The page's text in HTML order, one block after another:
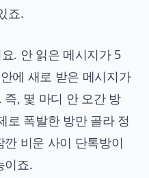
죠.
. 안 읽은 메시지가 5
에 새로 받은 메시지가
, 몇 마디 안 오간 방
로 폭발한 방만 골라 정
비운 사이 단톡방이
이죠.